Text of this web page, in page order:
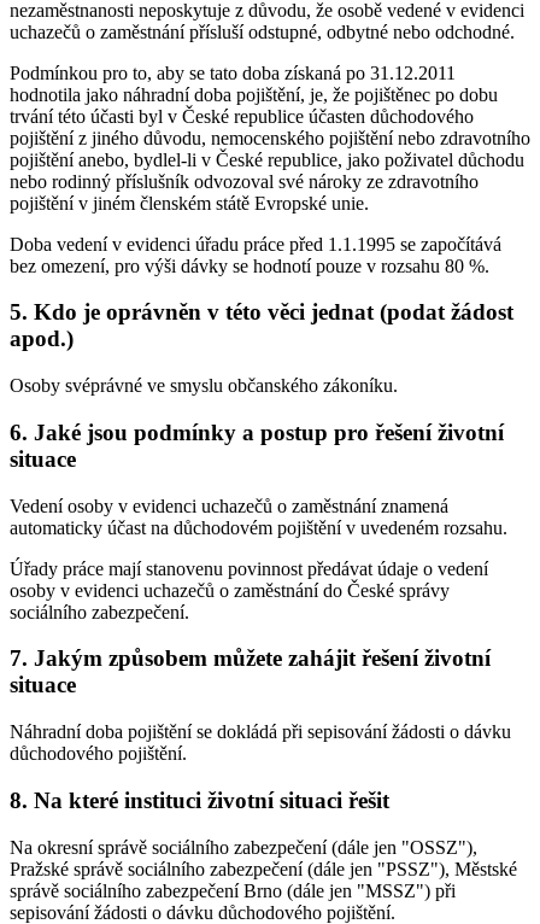
nezaměstnanosti neposkytuje z důvodu, že osobě vedené v evidenci
uchazečů o zaměstnání přísluší odstupné, odbytné nebo odchodné.
Podmínkou pro to, aby se tato doba získaná po 31.12.2011
hodnotila jako náhradní doba pojištění, je, že pojištěnec po dobu
trvání této účasti byl v České republice účasten důchodového
pojištění z jiného důvodu, nemocenského pojištění nebo zdravotního
pojištění anebo, bydlel-li v České republice, jako poživatel důchodu
nebo rodinný příslušník odvozoval své nároky ze zdravotního
pojištění v jiném členském státě Evropské unie.
Doba vedení v evidenci úřadu práce před 1.1.1995 se započítává
bez omezení, pro výši dávky se hodnotí pouze v rozsahu 80 %.
5. Kdo je oprávněn v této věci jednat (podat žádost
apod.)
Osoby svéprávné ve smyslu občanského zákoníku.
6. Jaké jsou podmínky a postup pro řešení životní
situace
Vedení osoby v evidenci uchazečů o zaměstnání znamená
automaticky účast na důchodovém pojištění v uvedeném rozsahu.
Úřady práce mají stanovenu povinnost předávat údaje o vedení
osoby v evidenci uchazečů o zaměstnání do České správy
sociálního zabezpečení.
7. Jakým způsobem můžete zahájit řešení životní
situace
Náhradní doba pojištění se dokládá při sepisování žádosti o dávku
důchodového pojištění.
8. Na které instituci životní situaci řešit
Na okresní správě sociálního zabezpečení (dále jen "OSSZ"),
Pražské správě sociálního zabezpečení (dále jen "PSSZ"), Městské
správě sociálního zabezpečení Brno (dále jen "MSSZ") při
sepisování žádosti o dávku důchodového pojištění.